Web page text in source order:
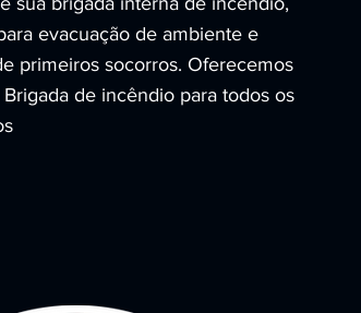
evacuação de ambiente e
primeiros socorros. Oferecemos
de incêndio para todos os